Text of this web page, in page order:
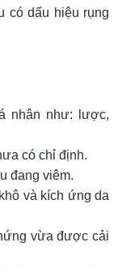
có dấu hiệu rụng
nhân như: lược,
có chỉ định.
đang viêm.
và kích ứng da
vừa được cải